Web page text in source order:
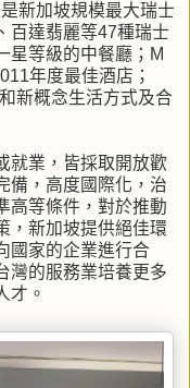
新加坡規模最大瑞士
百達翡麗等47種瑞士
星等級的中餐廳；M
年度最佳酒店；
新概念生活方式及合
就業，皆採取開放歡
備，高度國際化，治
高等條件，對於推動
，新加坡提供絕佳環
國家的企業進行合
灣的服務業培養更多
才。